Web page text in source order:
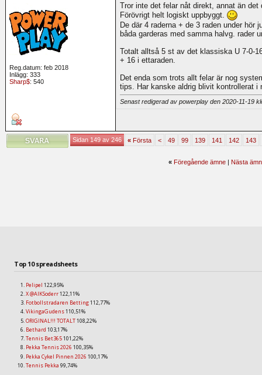
Reg.datum: feb 2018
Inlägg: 333
Sharp$: 540
Tror inte det felar nåt direkt, annat än
Förövrigt helt logiskt uppbyggt.
De där 4 raderna + de 3 raden under
båda garderas med samma halvg. rader
Totalt alltså 5 st av det klassiska U 7-0-
+ 16 i ettaraden.
Det enda som trots allt felar är nog
tips. Har kanske aldrig blivit kontrollerat i
Senast redigerad av powerplay den 2020-11-19
Sidan 149 av 246 «Första < 49 99 139 141 142 143
« Föregående ämne| Nästa
Top 10 spreadsheets
Pelipel 122,95%
X @AIKSoderr122,11%
Fotbollstradaren Betting112,77%
VikingaGudens110,51%
ORIGINAL!!! TOTALT108,22%
Bethard 103,17%
Tennis Bet365101,22%
Pekka Tennis 2026 100,35%
Pekka Cykel Pinnen 2026 100,17%
Tennis Pekka 99,74%